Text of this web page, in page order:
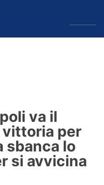
va il
per
sbanca lo
si avvicina